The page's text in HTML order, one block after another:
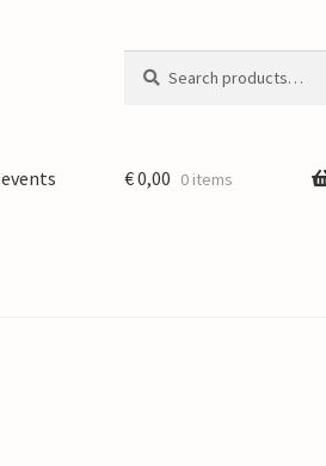
for:
events €0,00 0 items